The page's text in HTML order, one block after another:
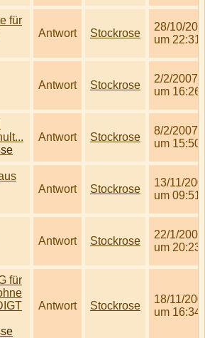
für
Antwort Stockrose
28/10/
um 22:31
Antwort Stockrose
2/2/2007
um 16:26
Antwort Stockrose
8/2/2007
um 15:50
Antwort Stockrose
13/11/
um 09:51
Antwort Stockrose
22/1/2007
um 20:23
für
Antwort Stockrose
18/11/
um 16:34